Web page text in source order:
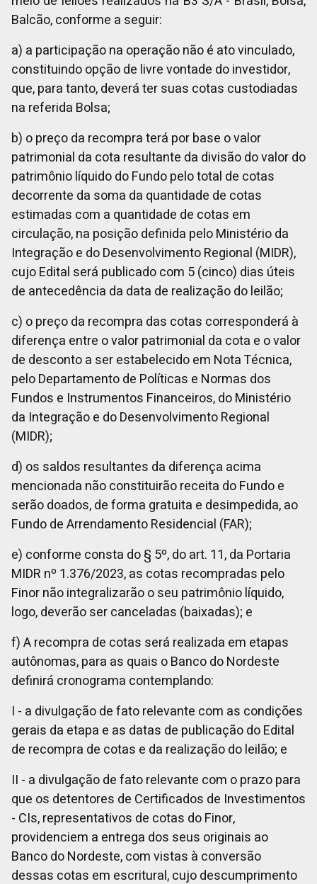
Balcão, conforme a seguir:
a) a participação na operação não é ato vinculado,
constituindo opção de livre vontade do investidor,
que, para tanto, deverá ter suas cotas custodiadas
na referida Bolsa;
b) o preço da recompra terá por base o valor
patrimonial da cota resultante da divisão do valor do
patrimônio líquido do Fundo pelo total de cotas
decorrente da soma da quantidade de cotas
estimadas com a quantidade de cotas em
circulação, na posição definida pelo Ministério da
Integração e do Desenvolvimento Regional (MIDR),
cujo Edital será publicado com 5 (cinco) dias úteis
de antecedência da data de realização do leilão;
c) o preço da recompra das cotas corresponderá à
diferença entre o valor patrimonial da cota e o valor
de desconto a ser estabelecido em Nota Técnica,
pelo Departamento de Políticas e Normas dos
Fundos e Instrumentos Financeiros, doMinistério
da Integração e do Desenvolvimento Regional
(MIDR);
d) os saldos resultantes da diferença acima
mencionada não constituirão receita do Fundo e
serão doados, de forma gratuita e desimpedida, ao
Fundo de Arrendamento Residencial (FAR);
e) conforme consta do § 5º, do art. 11, da Portaria
MIDR nº 1.376/2023, as cotas recompradas pelo
Finor não integralizarão o seu patrimônio líquido,
logo, deverão ser canceladas (baixadas); e
f) A recompra de cotas será realizada em etapas
autônomas, para as quais o Banco do Nordeste
definirá cronograma contemplando:
I - a divulgação de fato relevante com as condições
gerais da etapa e as datas de publicação do Edital
de recompra de cotas e da realização do leilão; e
II - a divulgação de fato relevante com o prazo para
que os detentores de Certificados de Investimentos
- CIs, representativos de cotas do Finor,
providenciem a entrega dos seus originais ao
Banco do Nordeste, com vistas à conversão
dessas cotas em escritural, cujo descumprimento